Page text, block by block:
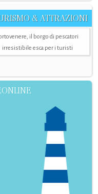
& ATTRAZIONI
il borgo di pescatori
irresistibile esca per i turisti